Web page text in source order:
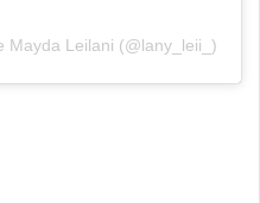
Mayda Leilani (@lany_leii_)